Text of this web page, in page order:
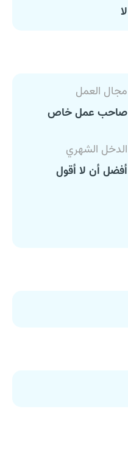
لا
مجال العمل
صاحب عمل خاص
الدخل الشهري
أفضل أن لا أقول